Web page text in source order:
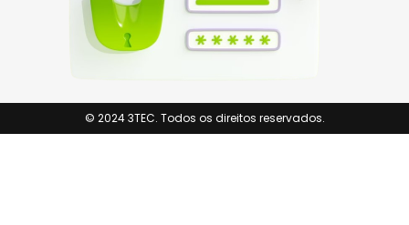
© 2024 3TEC. Todos os direitos reservados.